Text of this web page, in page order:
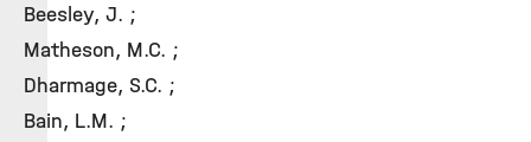
Beesley, J. ;
Matheson, M.C. ;
Dharmage, S.C. ;
Bain, L.M. ;